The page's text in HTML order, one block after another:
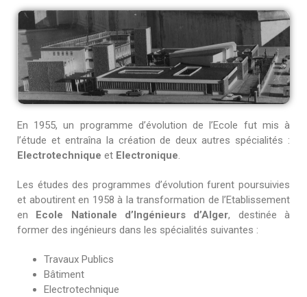
En 1955, un programme d’évolution de l’Ecole fut mis à
l’étude et entraîna la création de deux autres spécialités :
Electrotechnique et Electronique
Les études des programmes d’évolution furent poursuivies
et aboutirent en 1958 à la transformation de l’Etablissement
en Ecole Nationale d’Ingénieurs d’Alger, destinée à
former des ingénieurs dans les spécialités suivantes :
Travaux Publics
Bâtiment
Electrotechnique